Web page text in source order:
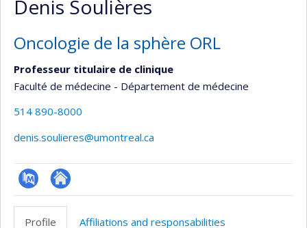
Denis Soulières
Oncologie de la sphère ORL
Professeur titulaire de clinique
Faculté de médecine - Département de médecine
514 890-8000
denis.soulieres@umontreal.ca
PubMedAutre
Profile Affiliations and responsabilities